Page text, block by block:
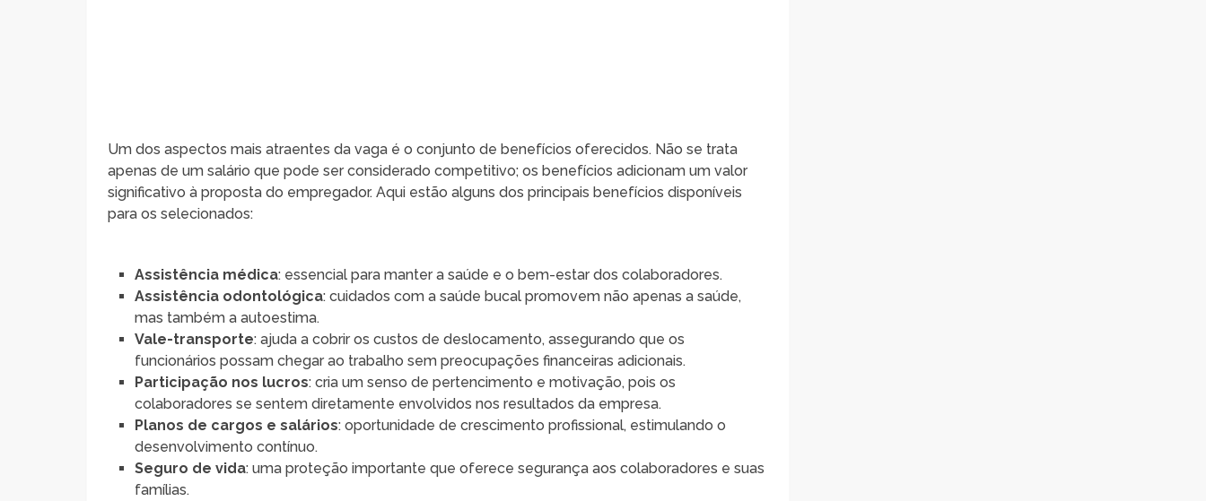
Um dos aspectos mais atraentes da vaga é o conjunto de benefícios oferecidos. Não se trata
apenas de um salário que pode ser considerado competitivo; os benefícios adicionam um valor
significativo à proposta do empregador. Aqui estão alguns dos principais benefícios disponíveis
para os selecionados:
Assistência médica: essencial para manter a saúde e o bem-estar dos colaboradores.
Assistência odontológica: cuidados com a saúde bucal promovem não apenas a saúde,
mas também a autoestima.
Vale-transporte: ajuda a cobrir os custos de deslocamento, assegurando que os
funcionários possam chegar ao trabalho sem preocupações financeiras adicionais.
Participação nos lucros: cria um senso de pertencimento e motivação, pois os
colaboradores se sentem diretamente envolvidos nos resultados da empresa.
Planos de cargos e salários: oportunidade de crescimento profissional, estimulando o
desenvolvimento contínuo.
Seguro de vida: uma proteção importante que oferece segurança aos colaboradores e suas
famílias.